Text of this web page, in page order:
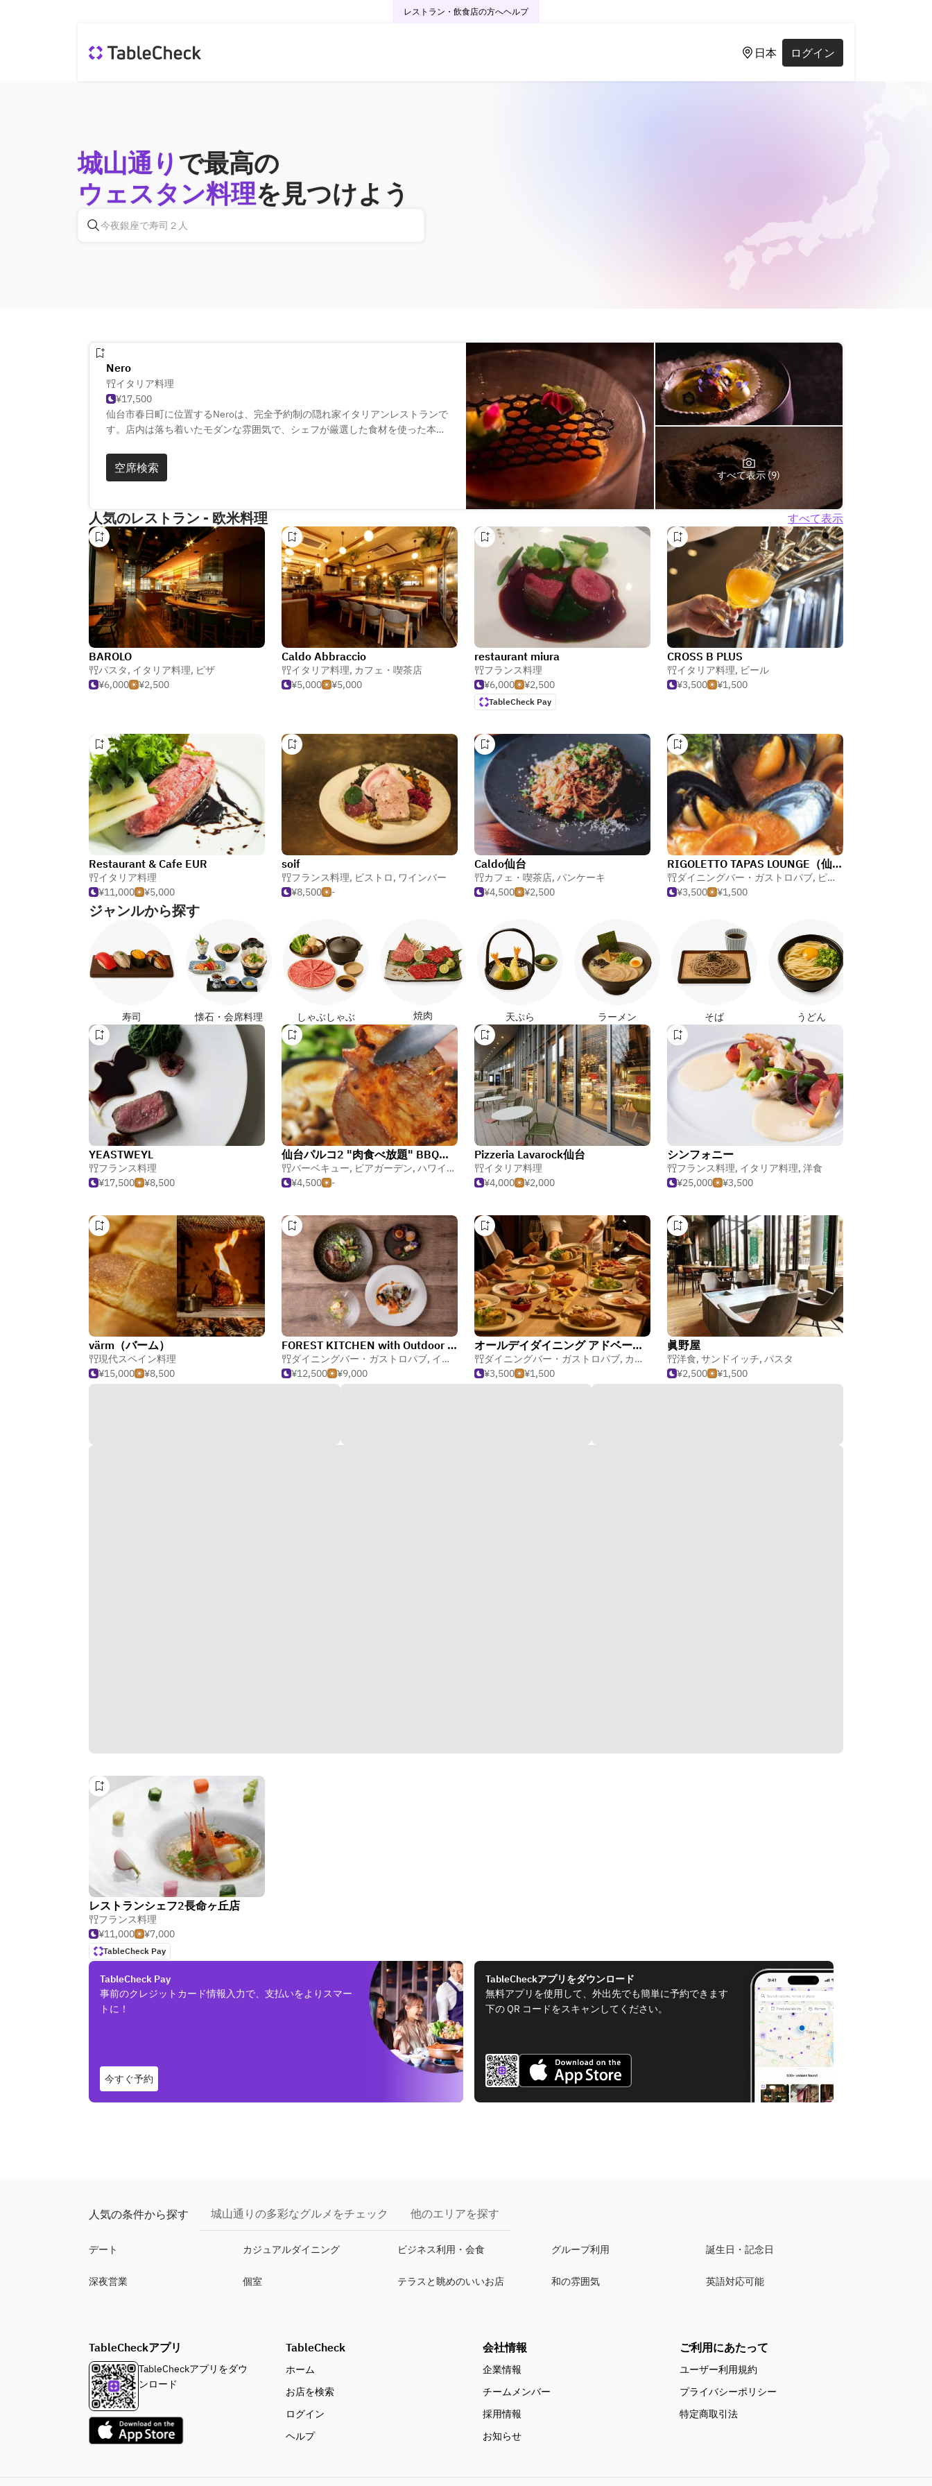
レストラン・飲食店の方へヘルプ
日本 ログイン
城山通りで最高の
ウェスタン料理を見つけよう
Nero
イタリア料理
¥17,500
仙台市春日町に位置するNeroは、完全予約制の隠れ家イタリアンレストランで
す。店内は落ち着いたモダンな雰囲気で、シェフが厳選した食材を使った本格
な時間をお過ごしください。
空席検索
すべて表示 (9)
人気のレストラン - 欧米料理 すべて表示
BAROLO
パスタ, イタリア料理, ピザ
¥6,000
¥2,500
Caldo Abbraccio
イタリア料理, カフェ・喫茶店
¥5,000
¥5,000
restaurant miura
フランス料理
¥6,000
¥2,500
TableCheck Pay
CROSS B PLUS
イタリア料理, ビール
¥3,500
¥1,500
Restaurant & Cafe EUR
イタリア料理
¥11,000
¥5,000
soif
フランス料理, ビストロ, ワインバー
¥8,500
-
Caldo仙台
カフェ・喫茶店, パンケーキ
¥4,500
¥2,500
RIGOLETTO TAPAS LOUNGE（仙台）
ダイニングバー・ガストロパブ, ピザ
¥3,500
¥1,500
ジャンルから探す
寿司 懐石・会席料理 しゃぶしゃぶ 焼肉 天ぷら ラーメン そば うどん
YEASTWEYL
フランス料理
¥17,500
¥8,500
仙台パルコ2 "肉食べ放題" BBQビアガーデン
バーベキュー, ビアガーデン, ハワイアン・ポリネシアン料理
¥4,500
-
Pizzeria Lavarock仙台
イタリア料理
¥4,000
¥2,000
シンフォニー
フランス料理, イタリア料理, 洋食
¥25,000
¥3,500
värm（バーム）
現代スペイン料理
¥15,000
¥8,500
FOREST KITCHEN with Outdoor Living／ホテルメトロポリタン仙台イースト
ダイニングバー・ガストロパブ, イタリア料理 ,ビュッフェ
¥12,500
¥9,000
オールデイダイニング アドベース / ホテルメトロポリタン ベース仙台
ダイニングバー・ガストロパブ, カフェ・喫茶店 ,フランス料理
¥3,500
¥1,500
眞野屋
洋食, サンドイッチ, パスタ
¥2,500
¥1,500
レストランシェフ2長命ヶ丘店
フランス料理
¥11,000
¥7,000
TableCheck Pay
TableCheck Pay
事前のクレジットカード情報入力で、支払いをよりスマー
トに！
今すぐ予約
TableCheckアプリをダウンロード
無料アプリを使用して、外出先でも簡単に予約できます
下の QR コードをスキャンしてください。
人気の条件から探す 城山通りの多彩なグルメをチェック 他のエリアを探す
デート カジュアルダイニング ビジネス利用・会食 グループ利用 誕生日・記念日
深夜営業 個室 テラスと眺めのいいお店 和の雰囲気 英語対応可能
TableCheckアプリ
TableCheckアプリをダウ
ンロード
TableCheck
ホーム
お店を検索
ログイン
ヘルプ
会社情報
企業情報
チームメンバー
採用情報
お知らせ
ご利用にあたって
ユーザー利用規約
プライバシーポリシー
特定商取引法